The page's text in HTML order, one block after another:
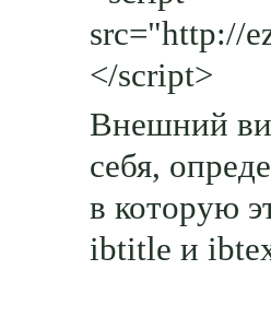
src="http://
</script>
Внешний
себя,
в которую
ibtitle и